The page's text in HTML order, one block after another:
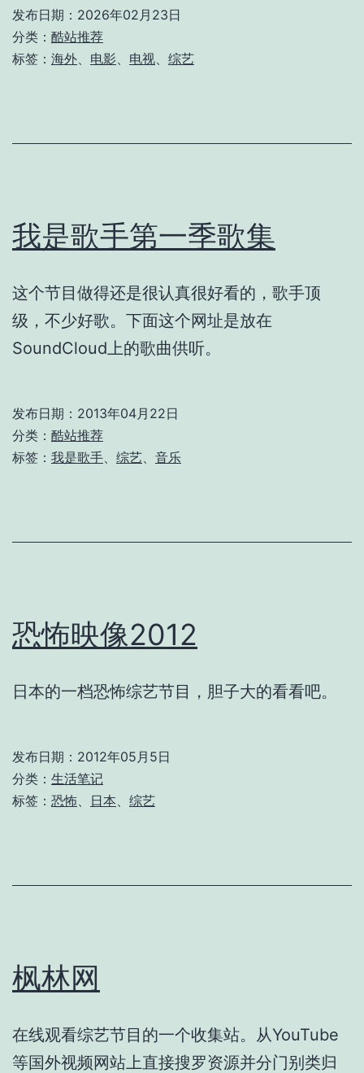
发布日期： 2026年02月23日
分类： 酷站推荐
标签： 海外 电影 电视 综艺
我是歌手第一季歌集
这个节目做得还是很认真很好看的，歌手顶
级，不少好歌。下面这个网址是放在
SoundCloud上的歌曲供听。
发布日期： 2013年04月22日
分类： 酷站推荐
标签： 我是歌手 综艺 音乐
恐怖映像2012
日本的一档恐怖综艺节目，胆子大的看看吧。
发布日期： 2012年05月5日
分类： 生活笔记
标签： 恐怖 日本 综艺
枫林网
在线观看综艺节目的一个收集站。从YouTube
等国外视频网站上直接搜罗资源并分门别类归